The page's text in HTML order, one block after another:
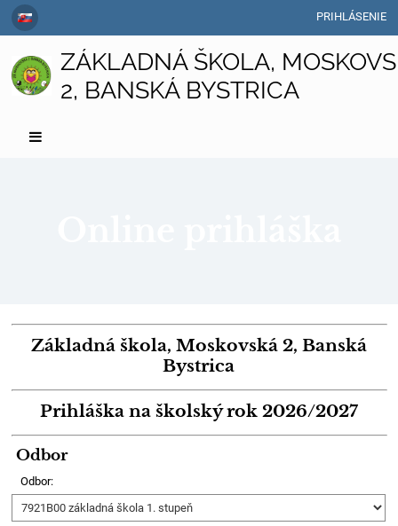
PRIHLÁSENIE
ZÁKLADNÁ ŠKOLA,
2, BANSKÁ BYSTRICA
prihláška
Základná škola, Moskovská 2, Banská
Bystrica
Prihláška na školský rok 2026/2027
Odbor
Odbor: